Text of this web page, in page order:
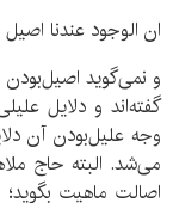
ان الوجود عندنا
و نمی‌گوید
گفته‌اند و دلایل
وجه علیل‌بودن آن
می‌شد. البته حاج
اصالت ماهیت